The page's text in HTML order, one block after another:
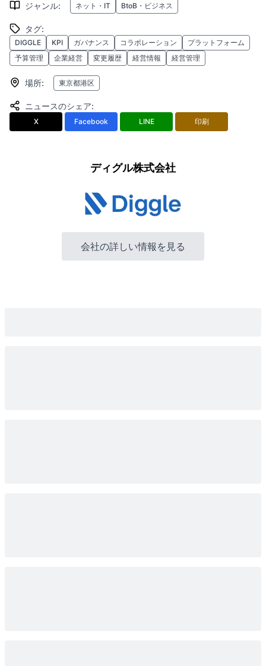
ジャンル: ネット・IT BtoB・ビジネス
タグ:
DIGGLE KPI ガバナンス コラボレーション
プラットフォーム
予算管理
企業経営 変更履歴 経営情報 経営管理
場所: 東京都港区
ニュースのシェア:
X Facebook LINE 印刷
ディグル株式会社
会社の詳しい情報を見る